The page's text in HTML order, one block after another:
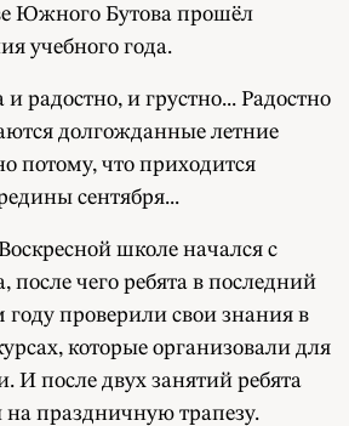
Южного Бутова прошёл
учебного года.
и радостно, и грустно... Радостно
долгожданные летние
потому, что приходится
сентября...
школе начался с
после чего ребята в последний
году проверили свои знания в
которые организовали для
И после двух занятий ребята
праздничную трапезу.